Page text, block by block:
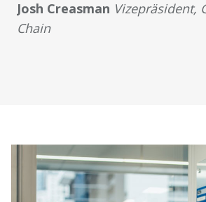
Chain